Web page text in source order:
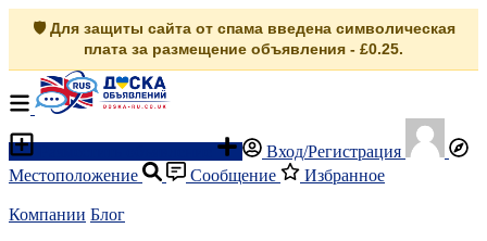
🛡️ Для защиты сайта от спама введена символическая
плата за размещение объявления - £0.25.
Вход/Регистрация
Местоположение
Сообщение Избранное
Компании Блог